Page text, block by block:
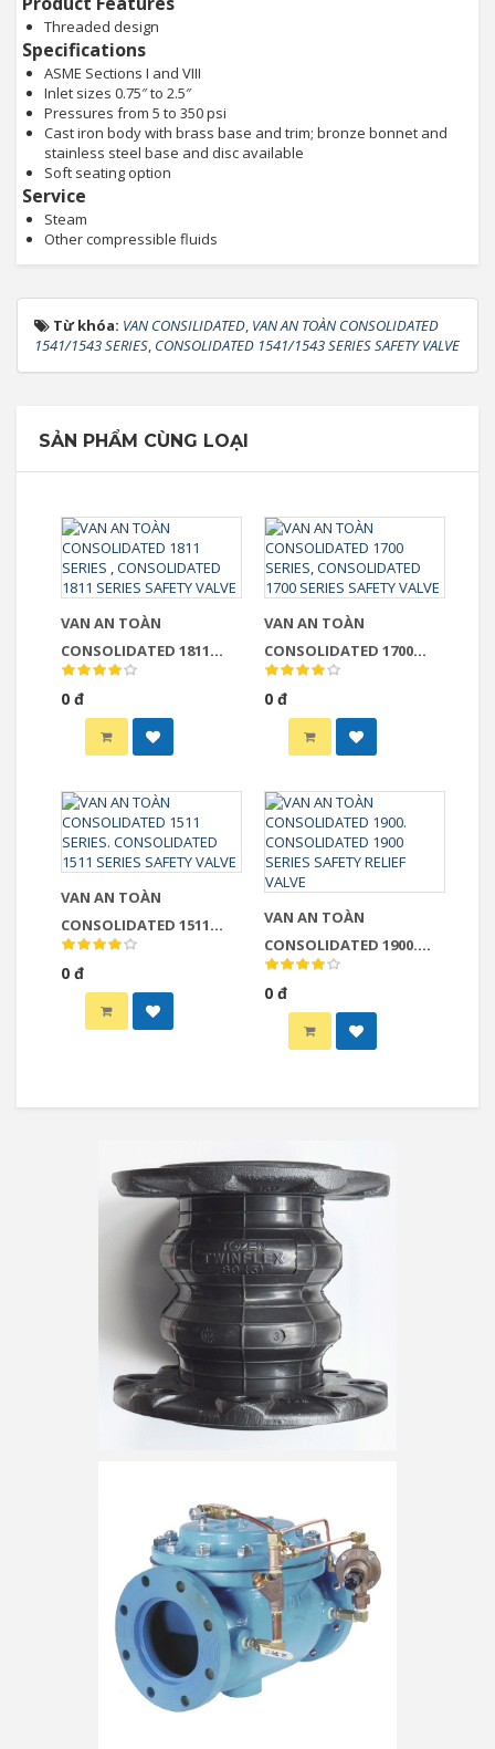
Threaded design
Specifications
ASME Sections I and VIII
Inlet sizes 0.75″ to 2.5″
Pressures from 5 to 350 psi
Cast iron body with brass base and trim; bronze bonnet and
stainless steel base and disc available
Soft seating option
Service
Steam
Other compressible fluids
Từ khóa: VAN CONSILIDATED, VAN AN TOÀN CONSOLIDATED
1541/1543 SERIES, CONSOLIDATED 1541/1543 SERIES SAFETY VALVE
SẢN PHẨM CÙNG LOẠI
VAN AN TOÀN
CONSOLIDATED 1811
SERIES , CONSOLIDATED
1811 SERIES SAFETY VALVE
0 đ
VAN AN TOÀN
CONSOLIDATED 1700
SERIES, CONSOLIDATED
1700 SERIES SAFETY VALVE
0 đ
VAN AN TOÀN
CONSOLIDATED 1511
SERIES. CONSOLIDATED
1511 SERIES SAFETY VALVE
0 đ
VAN AN TOÀN
CONSOLIDATED 1900.
CONSOLIDATED 1900
SERIES SAFETY RELIEF
VALVE
0 đ